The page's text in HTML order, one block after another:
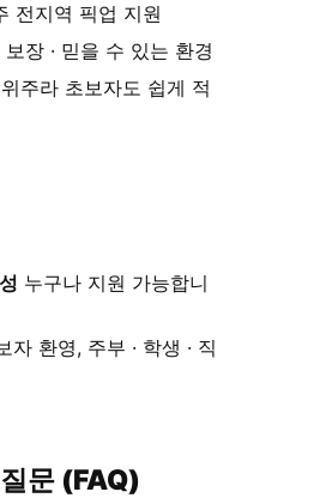
전지역 픽업 지원
장 · 믿을 수 있는 환경
주라 초보자도 쉽게 적
누구나 지원 가능합니
자 환영, 주부 · 학생 · 직
문 (FAQ)